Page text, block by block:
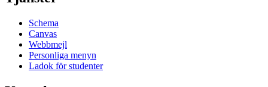
Schema
Canvas
Webbmejl
Personliga menyn
Ladok för studenter